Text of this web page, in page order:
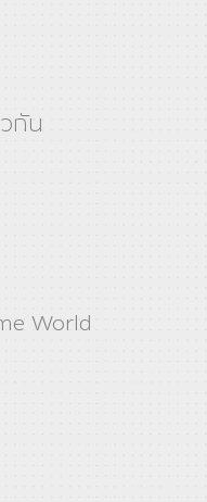
วกัน
World